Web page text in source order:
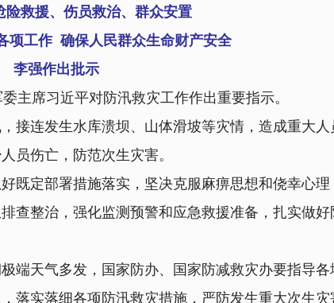
救援、伤员救治、群众安置
项工作确保人民群众生命财产安全
强作出批示
席习近平对防汛救灾工作作出重要指示。
连发生水库溃坝、山体滑坡等灾情，造成重大人
员伤亡，防范次生灾害。
定部署措施落实，坚决克服麻痹思想和侥幸心理
查整治，强化监测预警和应急救援准备，扎实做
天气多发，国家防办、国家防减救灾办要指导各
落实落细各项防汛救灾措施，严防发生重大次生灾